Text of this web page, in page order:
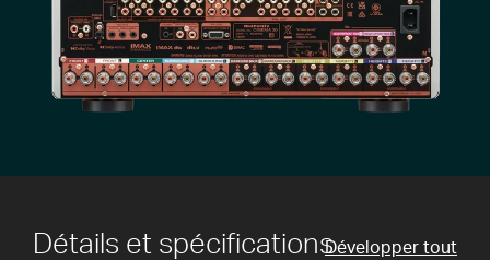
Détails et spécificationsDévelopper tout